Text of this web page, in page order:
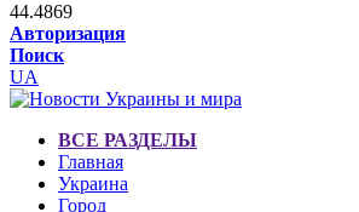
44.4869
Авторизация
Поиск
UA
ВСЕ РАЗДЕЛЫ
Главная
Украина
Город